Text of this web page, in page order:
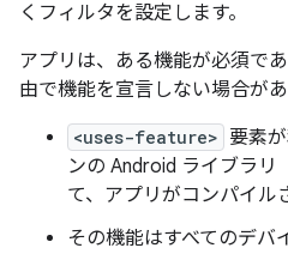
くフィルタを設定します。
アプリは、ある機能が必須で
由で機能を宣言しない場合があ
<uses-feature> 要素
ンの Android ライブラリ
て、アプリがコンパイル
その機能はすべてのデバ